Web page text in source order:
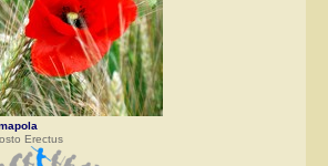
Erectus